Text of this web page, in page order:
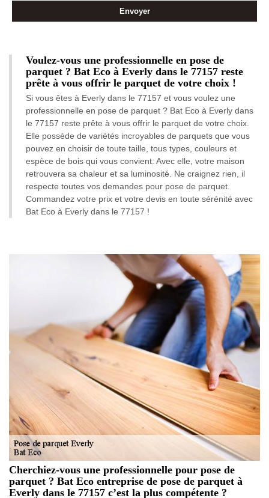
Voulez-vous une professionnelle en pose de
parquet ? Bat Eco à Everly dans le 77157 reste
prête à vous offrir le parquet de votre choix !
Si vous êtes à Everly dans le 77157 et vous voulez une
professionnelle en pose de parquet ? Bat Eco à Everly dans
le 77157 reste prête à vous offrir le parquet de votre choix.
Elle possède de variétés incroyables de parquets que vous
pouvez en choisir de toute taille, tous types, couleurs et
espèce de bois qui vous convient. Avec elle, votre maison
retrouvera sa chaleur et sa luminosité. Ne craignez rien, il
respecte toutes vos demandes pour pose de parquet.
Commandez votre prix et votre devis en toute sérénité avec
Bat Eco à Everly dans le 77157 !
Cherchiez-vous une professionnelle pour pose de
parquet ? Bat Eco entreprise de pose de parquet à
Everly dans le 77157 c’est la plus compétente ?